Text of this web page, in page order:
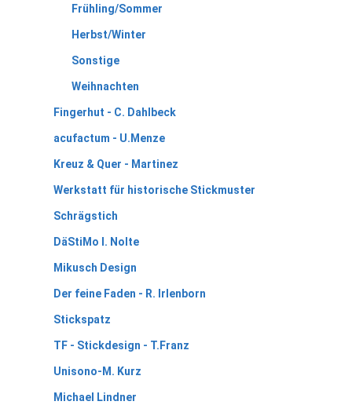
Frühling/Sommer
Herbst/Winter
Sonstige
Weihnachten
Fingerhut - C. Dahlbeck
acufactum - U.Menze
Kreuz & Quer - Martinez
Werkstatt für historische Stickmuster
Schrägstich
DäStiMo I. Nolte
Mikusch Design
Der feine Faden - R. Irlenborn
Stickspatz
TF - Stickdesign - T.Franz
Unisono-M. Kurz
Michael Lindner